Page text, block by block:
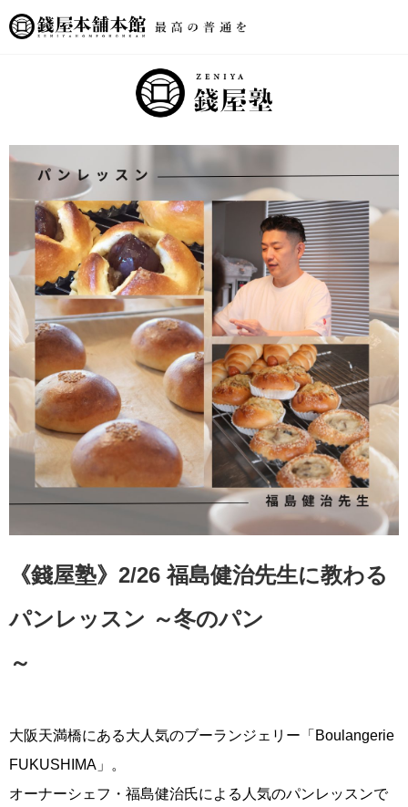
《錢屋塾》2/26 福島健治先生に教わる
パンレッスン ～冬のパン
大阪天満橋にある大人気のブーランジェリー「Boulangerie
FUKUSHIMA」。
オーナーシェフ・福島健治氏による人気のパンレッスンで